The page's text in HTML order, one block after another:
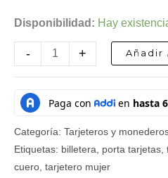
Disponibilidad: Hay
- + Añadir
Categoría: Tarjeteros y
Etiquetas: billetera, porta tarjetas,
cuero, tarjetero mujer